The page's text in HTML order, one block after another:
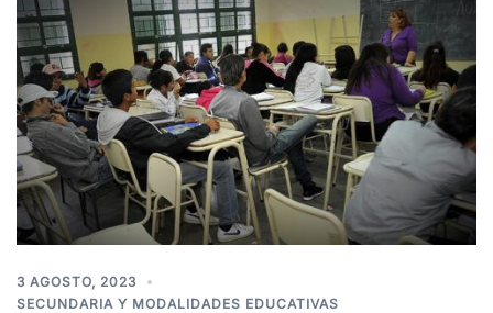
3 AGOSTO, 2023
SECUNDARIA Y MODALIDADES EDUCATIVAS